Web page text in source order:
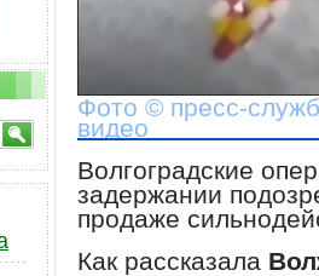
Фото © пресс-
видео
Волгоградские
задержании
продаже
Как рассказала